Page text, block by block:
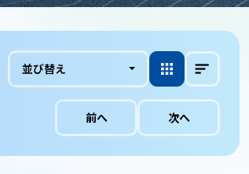
並び替え
前へ 次へ